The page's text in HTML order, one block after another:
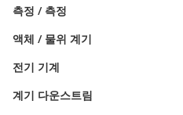
측정 / 측정
액체 / 물위 계기
전기 기계
계기 다운스트림